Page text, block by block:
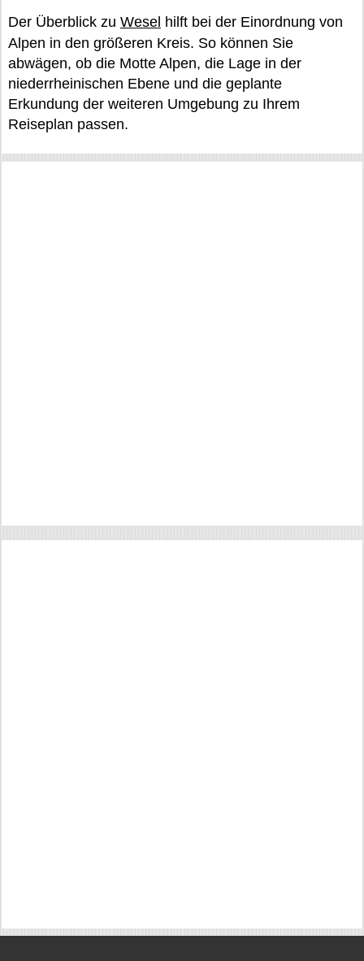
Der Überblick zu Wesel hilft bei der Einordnung von
Alpen in den größeren Kreis. So können Sie
abwägen, ob die Motte Alpen, die Lage in der
niederrheinischen Ebene und die geplante
Erkundung der weiteren Umgebung zu Ihrem
Reiseplan passen.